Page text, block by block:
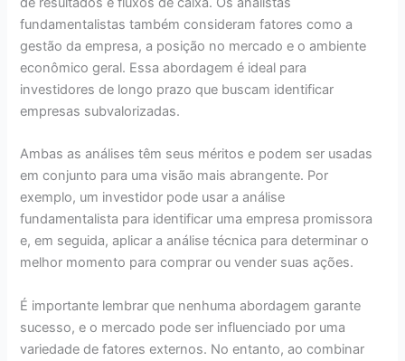
fundamentalistas também consideram fatores como a
gestão da empresa, a posição no mercado e o ambiente
econômico geral. Essa abordagem é ideal para
investidores de longo prazo que buscam identificar
empresas subvalorizadas.
Ambas as análises têm seus méritos e podem ser usadas
em conjunto para uma visão mais abrangente. Por
exemplo, um investidor pode usar a análise
fundamentalista para identificar uma empresa promissora
e, em seguida, aplicar a análise técnica para determinar o
melhor momento para comprar ou vender suas ações.
É importante lembrar que nenhuma abordagem garante
sucesso, e o mercado pode ser influenciado por uma
variedade de fatores externos. No entanto, ao combinar